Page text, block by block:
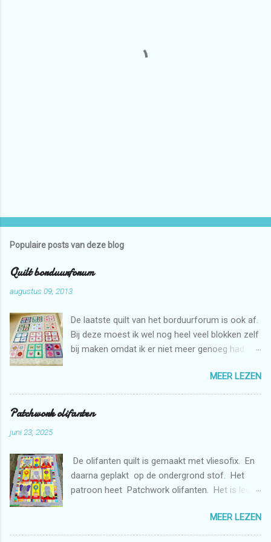
Populaire posts van deze blog
Quilt borduurforum
augustus 09, 2013
De laatste quilt van het borduurforum is ook af.
Bij deze moest ik wel nog heel veel blokken zelf
bij maken omdat ik er niet meer genoeg had.
borduren met de borduurmachine. Deze quilt is
weer bestemd voor de stichting Verdanda.
MEER LEZEN
Patchwork olifanten
juni 23, 2025
De olifanten quilt is gemaakt met vliesofix. En
daarna geplakt op de ondergrond stof. Het
patroon heet Patchwork olifanten. Het is leuk
de borduurmachine. De quilt is doorgequilt uit
de vrije hand met de naaimachine. En
MEER LEZEN